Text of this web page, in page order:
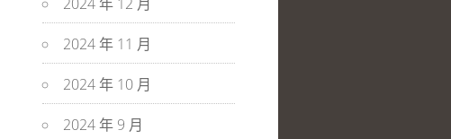
2024 年 11 月
2024 年 10 月
2024 年 9 月